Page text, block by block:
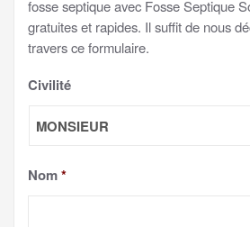
fosse septique avec Fosse Septique
gratuites et rapides. Il suffit de nous
travers ce formulaire.
Civilité
Nom*